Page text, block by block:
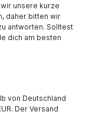
unsere kurze
daher bitten wir
antworten. Solltest
dich am besten
von Deutschland
Der Versand